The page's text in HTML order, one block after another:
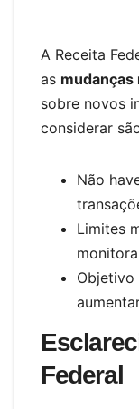
A Receita
as mudanças
sobre novos
considerar
Não
Limites
Objetivo
Federal